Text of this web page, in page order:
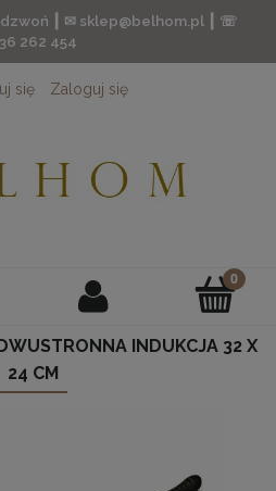
┃ ✉ sklep@belhom.pl ┃ ☏
262 454
się Zaloguj się
INDUKCJA 32 X
24 CM